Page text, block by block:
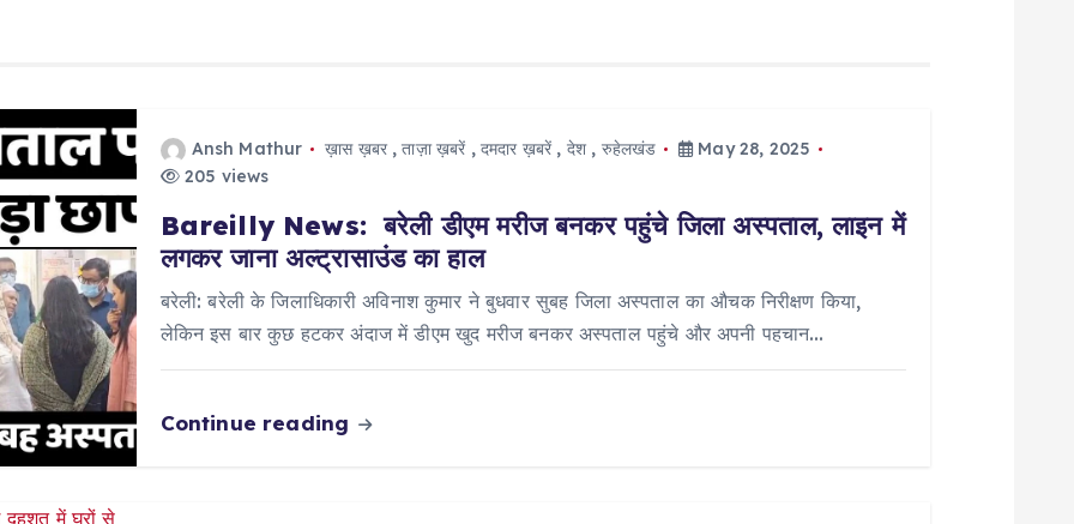
Ansh Mathur ख़ास ख़बर ,ताज़ा ख़बरें , दमदार ख़बरें , देश , रुहेलखंड
May 28, 2025
205 views
Bareilly News: बरेली डीएम मरीज बनकर पहुंचे जिला अस्पताल, लाइन में
लगकर जाना अल्ट्रासाउंड का हाल
बरेली: बरेली के जिलाधिकारी अविनाश कुमार ने बुधवार सुबह जिला अस्पताल का औचक निरीक्षण किया,
लेकिन इस बार कुछ हटकर अंदाज में डीएम खुद मरीज बनकर अस्पताल पहुंचे और अपनी पहचान…
Continue reading